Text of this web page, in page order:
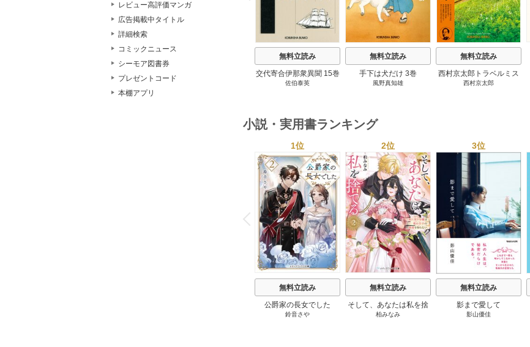
レビュー高評価マンガ
広告掲載中タイトル
詳細検索
コミックニュース
シーモア図書券
プレゼントコード
本棚アプリ
無料立読み
交代寄合伊那衆異聞 15巻
佐伯泰英
無料立読み
手下は犬だけ 3巻
風野真知雄
無料立読み
西村京太郎トラベルミス
テリー・セレクション 2
西村京太郎
小説・実用書ランキング
P
r
e
v
i
o
u
s
1位
無料立読み
公爵家の長女でした
鈴音さや
2位
無料立読み
そして、あなたは私を捨
てる
柏みなみ
3位
無料立読み
影まで愛して
影山優佳